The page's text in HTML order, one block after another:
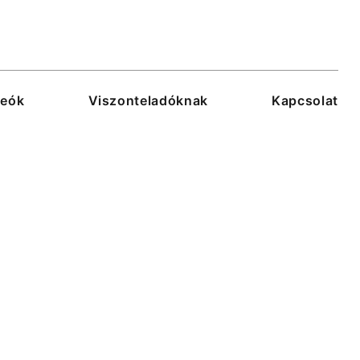
Viszonteladóknak Kapcsolat